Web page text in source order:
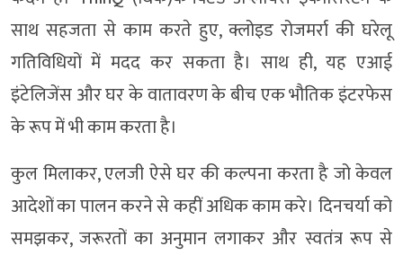
साथ सहजता से काम करते हुए, क्लोइड रोजमर्रा की घरेलू
गतिविधियों में मदद कर सकता है। साथ ही, यह एआई
इंटेलिजेंस और घर के वातावरण के बीच एक भौतिक इंटरफेस
के रूप में भी काम करता है।
कुल मिलाकर, एलजी ऐसे घर की कल्पना करता है जो केवल
आदेशों का पालन करने से कहीं अधिक काम करे। दिनचर्या को
समझकर, जरूरतों का अनुमान लगाकर और स्वतंत्र रूप से